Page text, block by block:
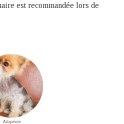
est recommandée lors de